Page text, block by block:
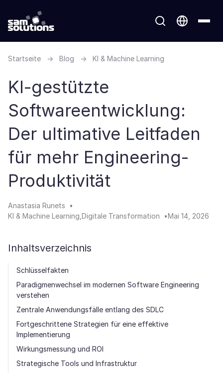
Startseite → Blog → KI & Machine Learning
KI-gestützte
Softwareentwicklung:
Der ultimative Leitfaden
für mehr Engineering-
Produktivität
Anastasia Runets
KI & Machine Learning Digitale Transformation Mai 14, 2026
Inhaltsverzeichnis
Schlüsselfakten
Paradigmenwechsel im modernen Software Engineering
verstehen
Zentrale Anwendungsfälle entlang des SDLC
Fortgeschrittene Strategien für eine effektive
Implementierung
Wirkungsmessung und ROI
Strategische Tools und Infrastruktur